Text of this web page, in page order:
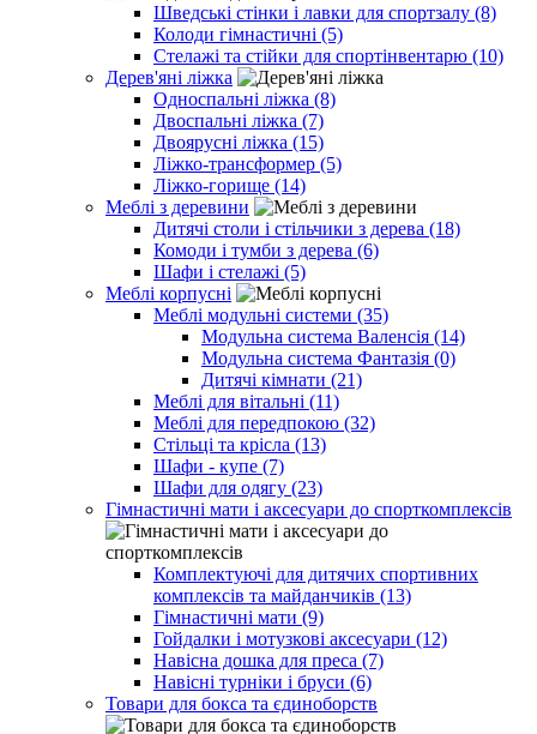
Шведські стінки і лавки для спортзалу (8)
Колоди гімнастичні (5)
Стелажі та стійки для спортінвентарю (10)
Дерев'яні ліжка
Односпальні ліжка (8)
Двоспальні ліжка (7)
Двоярусні ліжка (15)
Ліжко-трансформер (5)
Ліжко-горище (14)
Меблі з деревини
Дитячі столи і стільчики з дерева (18)
Комоди і тумби з дерева (6)
Шафи і стелажі (5)
Меблі корпусні
Меблі модульні системи (35)
Модульна система Валенсія (14)
Модульна система Фантазія (0)
Дитячі кімнати (21)
Меблі для вітальні (11)
Меблі для передпокою (32)
Стільці та крісла (13)
Шафи - купе (7)
Шафи для одягу (23)
Гімнастичні мати і аксесуари до спорткомплексів
Комплектуючі для дитячих спортивних
комплексів та майданчиків (13)
Гімнастичні мати (9)
Гойдалки і мотузкові аксесуари (12)
Навісна дошка для преса (7)
Навісні турніки і бруси (6)
Товари для бокса та єдиноборств